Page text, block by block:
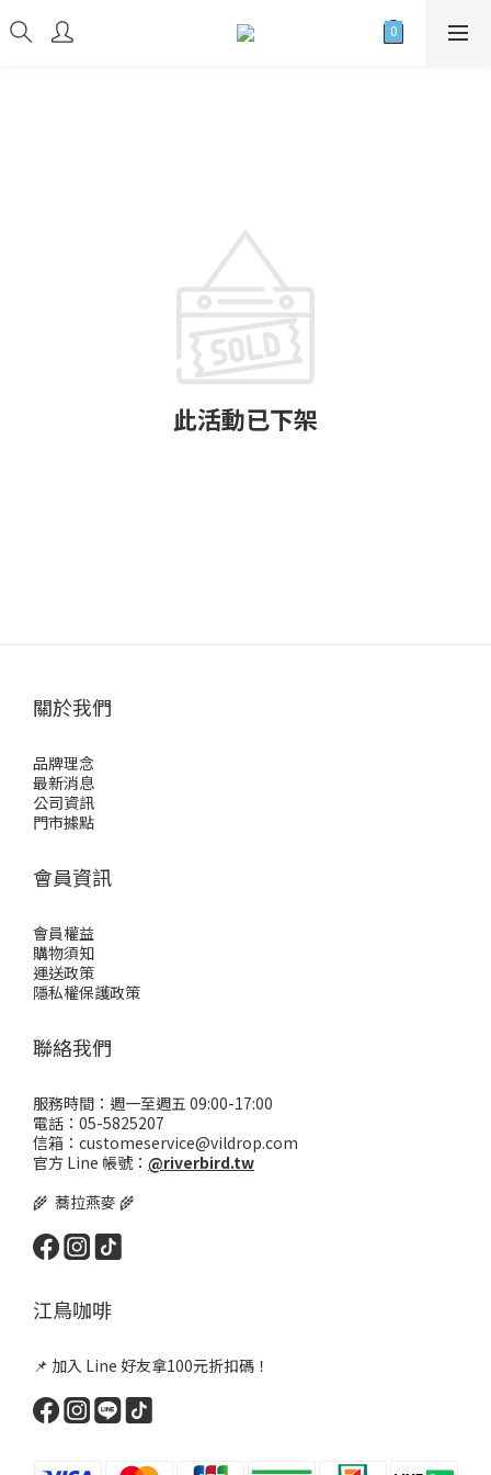
此活動已下架
關於我們
品牌理念
最新消息
公司資訊
門市據點
會員資訊
會員權益
購物須知
運送政策
隱私權保護政策
聯絡我們
服務時間：週一至週五 09:00-17:00
電話：05-5825207
信箱：customeservice@vildrop.com
官方 Line 帳號： @riverbird.tw
🌾 蕎拉燕麥 🌾
江鳥咖啡
📌 加入 Line 好友拿100元折扣碼！